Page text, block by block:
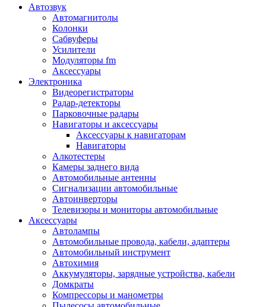
Материалы для переплета
Запчасти и другие расходные материалы
Автоподатчики
Блоки лазера
(памперс)
Валы переноса заряда/магнитные валы
Валы резиновые/тефлоновые
Втулки/подшипники/бушинги
Девелоперы
Дозирущие лезвия
Другие зип
Кабели
Крышки
Лампы
Лотки, кассеты
Моторы/двигатели/редукторы
Платы форматирования
Ракели
Ролики/наборы роликов/насадки
Сервисные наборы
Смазки
Автозвук
Автомагнитолы
Колонки
Сабвуферы
Усилители
Модуляторы fm
Аксессуары
Электроника
Видеорегистраторы
Радар-детекторы
Парковочные радары
Навигаторы и аксессуары
Аксессуары к навигаторам
Навигаторы
Алкотестеры
Камеры заднего вида
Автомобильные антенны
Сигнализации автомобильные
Автоинверторы
Телевизоры и мониторы автомобильные
Аксессуары
Автолампы
Автомобильные провода, кабели, адаптеры
Автомобильный инструмент
Автохимия
Аккумуляторы, зарядные устройства, кабели
Домкраты
Компрессоры и манометры